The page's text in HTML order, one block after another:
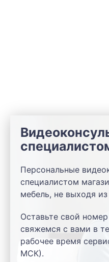
Персональные
специалистом
мебель, не выходя
Оставьте свой
свяжемся с вами в
рабочее время
МСК).